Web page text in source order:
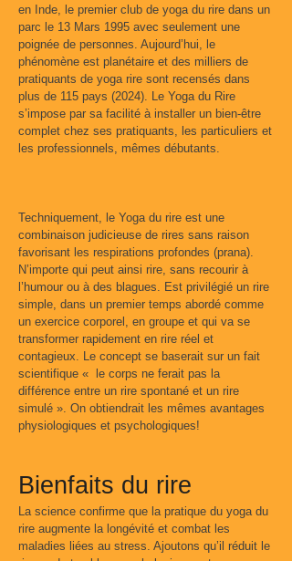
en Inde, le premier club de yoga du rire dans un
parc le 13 Mars 1995 avec seulement une
poignée de personnes. Aujourd’hui, le
phénomène est planétaire et des milliers de
pratiquants de yoga rire sont recensés dans
plus de 115 pays (2024). Le Yoga du Rire
s’impose par sa facilité à installer un bien-être
complet chez ses pratiquants, les particuliers et
les professionnels, mêmes débutants.
Techniquement, le Yoga du rire est une
combinaison judicieuse de rires sans raison
favorisant les respirations profondes (prana).
N’importe qui peut ainsi rire, sans recourir à
l’humour ou à des blagues. Est privilégié un rire
simple, dans un premier temps abordé comme
un exercice corporel, en groupe et qui va se
transformer rapidement en rire réel et
contagieux. Le concept se baserait sur un fait
scientifique « le corps ne ferait pas la
différence entre un rire spontané et un rire
simulé ». On obtiendrait les mêmes avantages
physiologiques et psychologiques!
Bienfaits du rire
La science confirme que la pratique du yoga du
rire augmente la longévité et combat les
maladies liées au stress. Ajoutons qu’il réduit le